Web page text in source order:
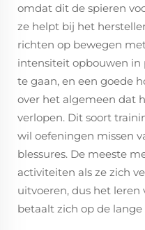
omdat dit de spieren
ze helpt bij het
richten op bewegen
intensiteit opbouwen in
te gaan, en een goede
over het algemeen dat
verlopen. Dit soort
wil oefeningen missen
blessures. De meeste
activiteiten als ze zich
uitvoeren, dus het leren
betaalt zich op de